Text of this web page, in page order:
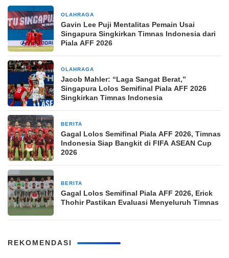
OLAHRAGA
Gavin Lee Puji Mentalitas Pemain Usai
Singapura Singkirkan Timnas Indonesia dari
Piala AFF 2026
OLAHRAGA
Jacob Mahler: “Laga Sangat Berat,”
Singapura Lolos Semifinal Piala AFF 2026
Singkirkan Timnas Indonesia
BERITA
Gagal Lolos Semifinal Piala AFF 2026, Timnas
Indonesia Siap Bangkit di FIFA ASEAN Cup
2026
BERITA
Gagal Lolos Semifinal Piala AFF 2026, Erick
Thohir Pastikan Evaluasi Menyeluruh Timnas
REKOMENDASI